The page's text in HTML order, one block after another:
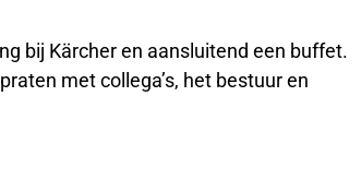
bij Kärcher en aansluitend een buffet.
met collega’s, het bestuur en